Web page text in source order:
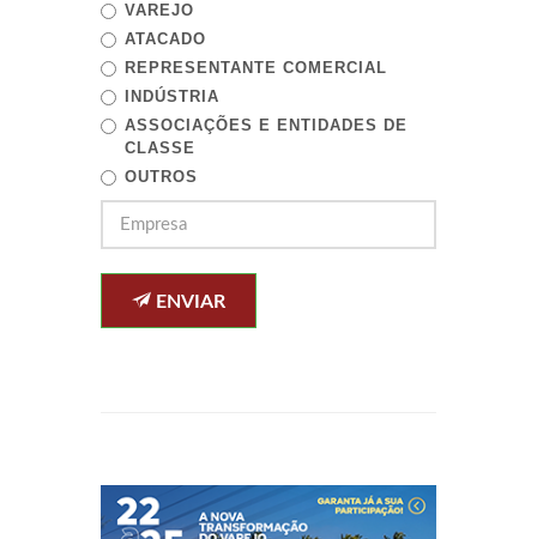
VAREJO
ATACADO
REPRESENTANTE COMERCIAL
INDÚSTRIA
ASSOCIAÇÕES E ENTIDADES DE
CLASSE
OUTROS
ENVIAR